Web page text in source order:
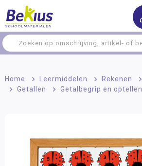
Home > Leermiddelen > Rekenen >
>
Getallen > Getalbegrip en optellen